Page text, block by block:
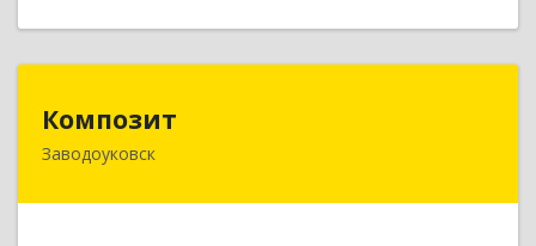
Композит
Заводоуковск
627140, Тюменская обл, Заводоуковский р-н,